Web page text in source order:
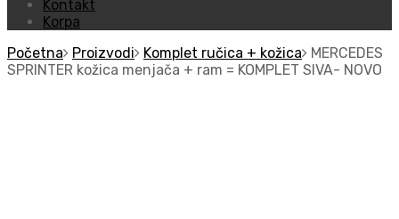
Kontakt
Korpa
Početna
Proizvodi Komplet ručica + kožica
MERCEDES
SPRINTER kožica menjača + ram = KOMPLET SIVA- NOVO